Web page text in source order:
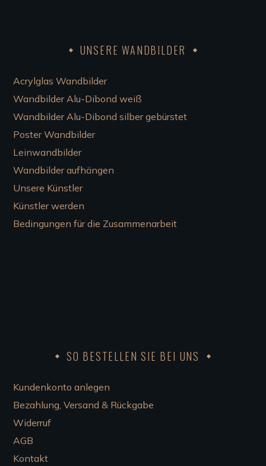
UNSERE WANDBILDER
Acrylglas Wandbilder
Wandbilder Alu-Dibond weiß
Wandbilder Alu-Dibond silber gebürstet
Poster Wandbilder
Leinwandbilder
Wandbilder aufhängen
Unsere Künstler
Künstler werden
Bedingungen für die Zusammenarbeit
SO BESTELLEN SIE BEI UNS
Kundenkonto anlegen
Bezahlung, Versand & Rückgabe
Widerruf
AGB
Kontakt